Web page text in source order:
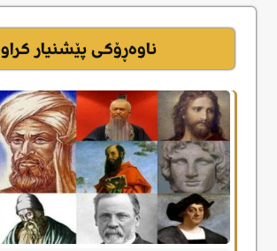
ناوەڕۆکی پێشنیار کراو